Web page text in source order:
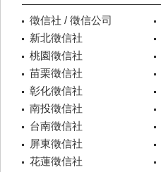
徵信社 / 徵信公司
新北徵信社
桃園徵信社
苗栗徵信社
彰化徵信社
南投徵信社
台南徵信社
屏東徵信社
花蓮徵信社